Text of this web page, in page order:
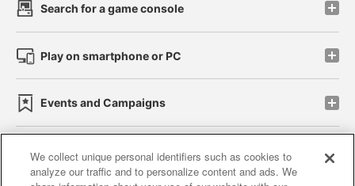
Search for a game console
Play on smartphone or PC
Events and Campaigns
Affiliate Sustainability site policy privacy policy
We collect unique personal identifiers such as cookies to
analyze our traffic and to personalize content and ads. We